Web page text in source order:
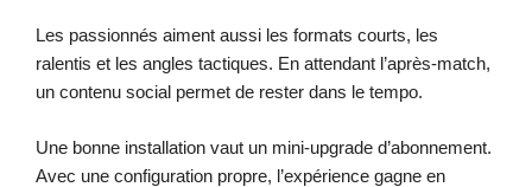
Les passionnés aiment aussi les formats courts, les
ralentis et les angles tactiques. En attendant l’après-match,
un contenu social permet de rester dans le tempo.
Une bonne installation vaut un mini-upgrade d’abonnement.
Avec une configuration propre, l’expérience gagne en